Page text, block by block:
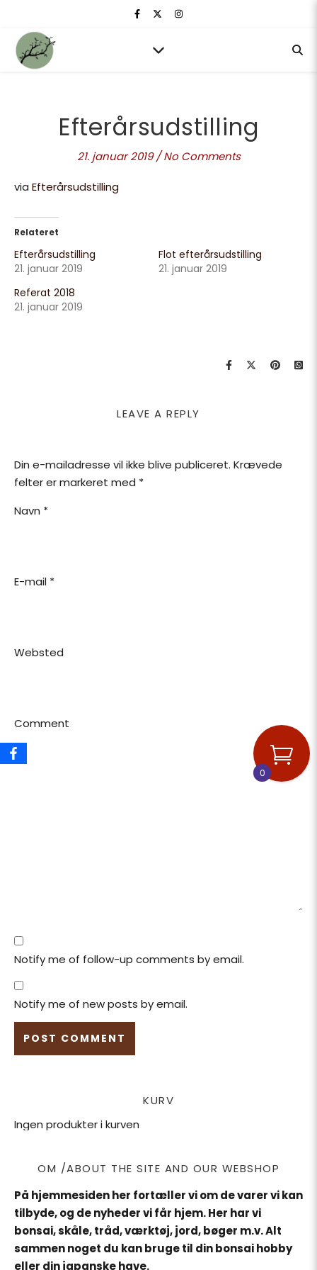
Efterårsudstilling
21. januar 2019 / No Comments
via Efterårsudstilling
Relateret
Efterårsudstilling
21. januar 2019
Flot efterårsudstilling
21. januar 2019
Referat 2018
21. januar 2019
LEAVE A REPLY
Din e-mailadresse vil ikke blive publiceret. Krævede
felter er markeret med *
Navn *
E-mail *
Websted
Comment
Notify me of follow-up comments by email.
Notify me of new posts by email.
KURV
Ingen produkter i kurven
OM /ABOUT THE SITE AND OUR WEBSHOP
På hjemmesiden her fortæller vi om de varer vi kan
tilbyde, og de nyheder vi får hjem. Her har vi
bonsai, skåle, tråd, værktøj, jord, bøger m.v. Alt
sammen noget du kan bruge til din bonsai hobby
eller din japanske have.
0